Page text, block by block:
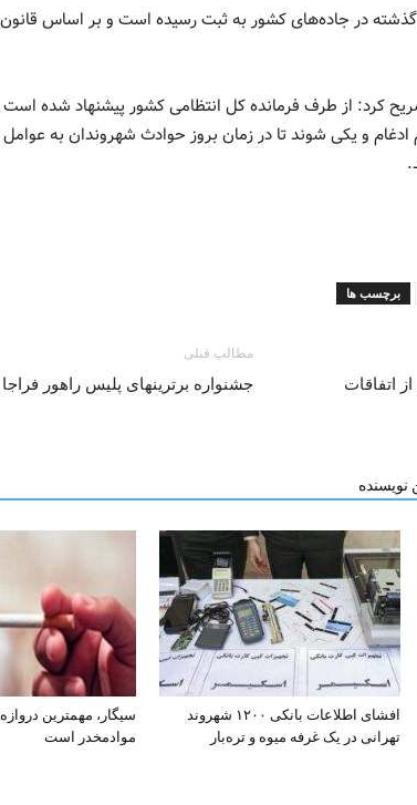
کرد: از طرف فرمانده کل انتظامی کشور پیشنهاد شده
۱۱۵، ۱۱۰، ۱۲۵ و … با هم ادغام و یکی شوند تا در زمان بروز حوادث شهروندان به
برچسب ها
مطالب قبلی
جشنواره برترینهای پلیس راهور
اتفاقات
نویسنده
سیگار، مهمترین
موادمخدر است
افشای اطلاعات بانکی ۱۲۰۰ شهروند
تهرانی در یک غرفه میوه و تره‌بار